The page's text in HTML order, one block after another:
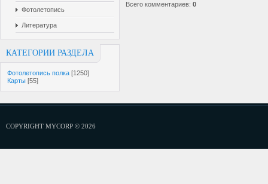
Фотолетопись
Литература
КАТЕГОРИИ РАЗДЕЛА
Фотолетопись полка [1250]
Карты [55]
Всего комментариев: 0
COPYRIGHT MYCORP © 2026